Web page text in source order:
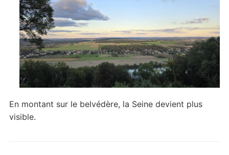
En montant sur le belvédère, la Seine devient plus
visible.